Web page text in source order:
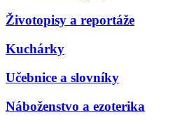
Životopisy a reportáže
Kuchárky
Učebnice a slovníky
Náboženstvo a ezoterika